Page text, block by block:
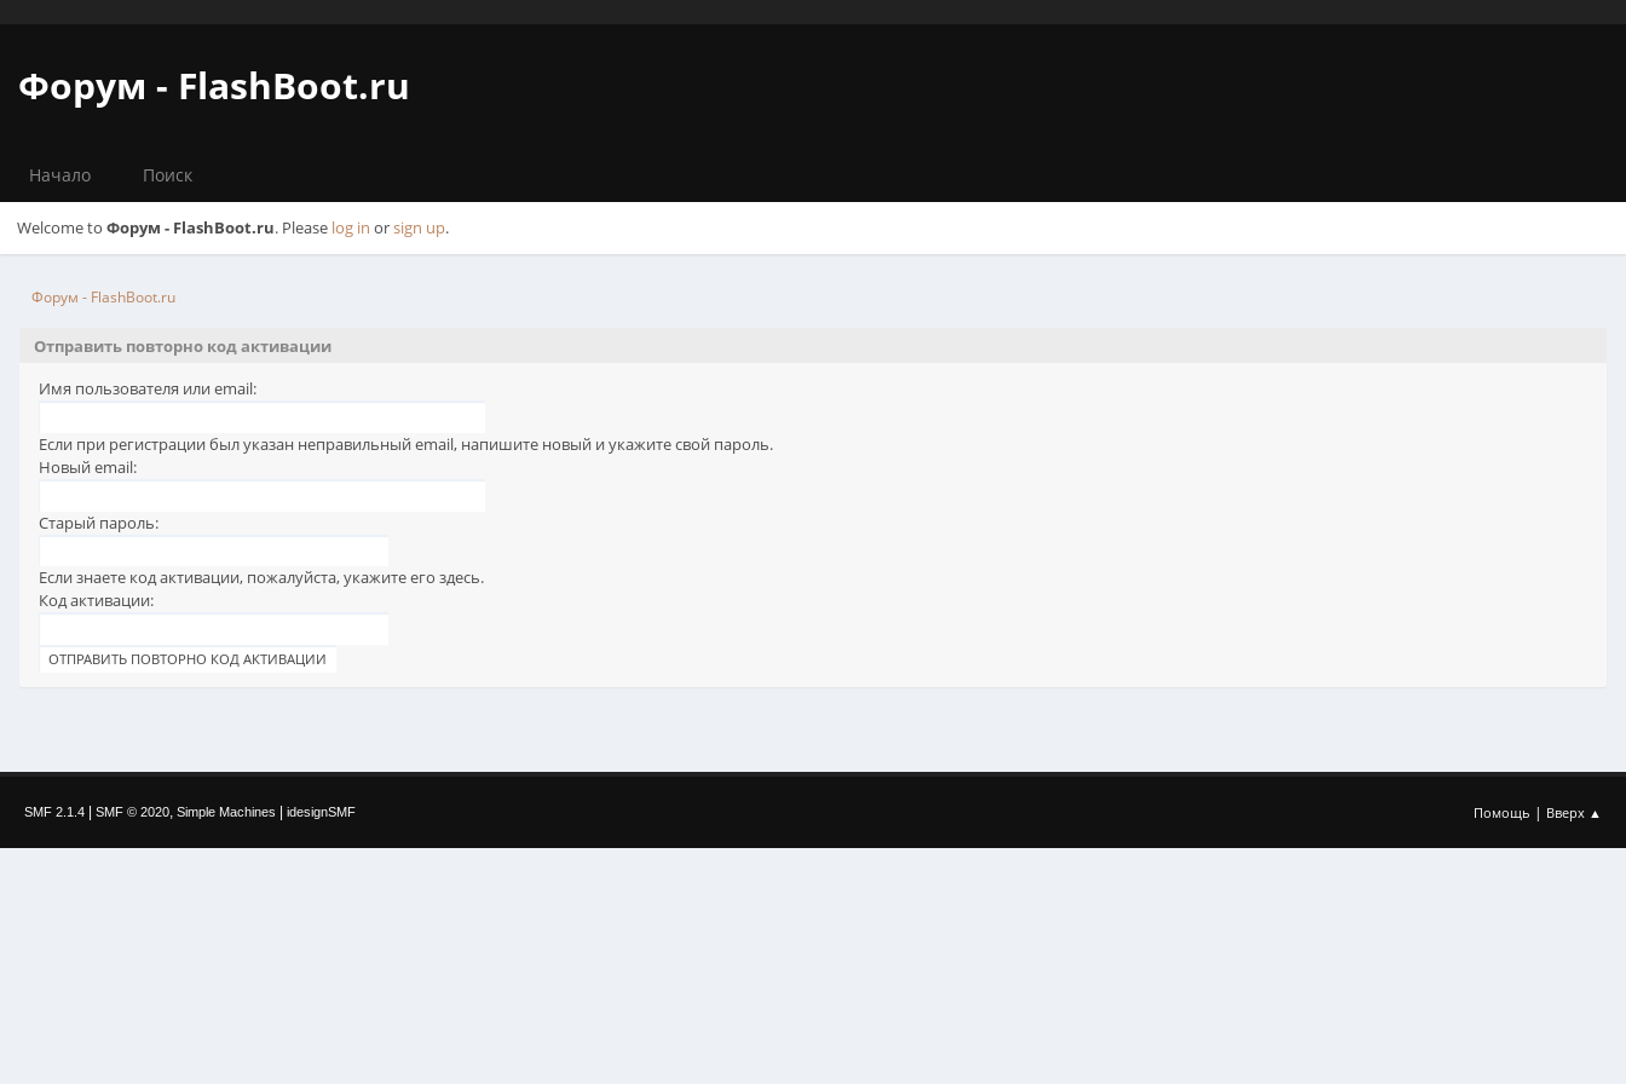
Форум - FlashBoot.ru
Начало Поиск
Welcome to Форум - FlashBoot.ru. Please log in orsign up.
Форум - FlashBoot.ru
Отправить повторно код активации
Имя пользователя или email:
Если при регистрации был указан неправильный email, напишите новый и укажите свой пароль.
Новый email:
Старый пароль:
Если знаете код активации, пожалуйста, укажите его здесь.
Код активации:
Помощь | Вверх ▲
SMF 2.1.4 | SMF © 2020 Simple Machines | idesignSMF